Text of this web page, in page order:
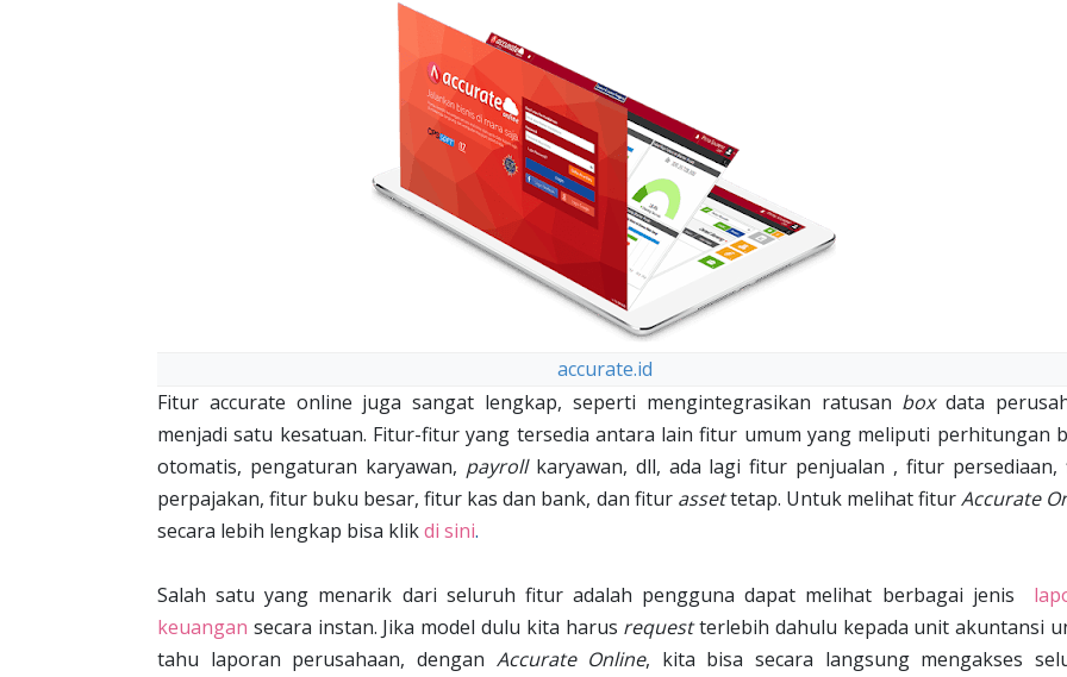
accurate.id
Fitur accurate online juga sangat lengkap, seperti mengintegrasikan ratusan boxdata
menjadi satu kesatuan. Fitur-fitur yang tersedia antara lain fitur umum yang meliputi perhitungan
otomatis, pengaturan karyawan, payrollkaryawan, dll, ada lagi fitur penjualan , fitur persediaan,
perpajakan, fitur buku besar, fitur kas dan bank, dan fitur assettetap. Untuk melihat fiturAccurate
secara lebih lengkap bisa klikdi sini.
Salah satu yang menarik dari seluruh fitur adalah pengguna dapat melihat berbagai jenis
keuangan secara instan. Jika model dulu kita harus requestterlebih dahulu kepada unit akuntansi
tahu laporan perusahaan, dengan Accurate Online, kita bisa secara langsung mengakses